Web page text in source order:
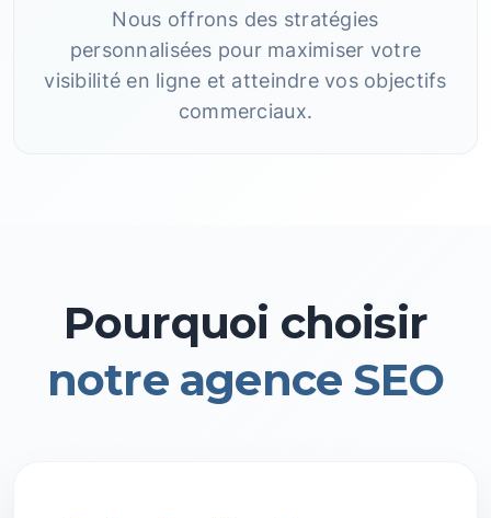
Nous offrons des stratégies
personnalisées pour maximiser votre
visibilité en ligne et atteindre vos objectifs
commerciaux.
Pourquoi choisir
notre agence SEO